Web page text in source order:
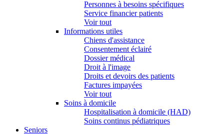
Personnes à besoins spécifiques
Service financier patients
Voir tout
Informations utiles
Chiens d'assistance
Consentement éclairé
Dossier médical
Droit à l'image
Droits et devoirs des patients
Factures impayées
Voir tout
Soins à domicile
Hospitalisation à domicile (HAD)
Soins continus pédiatriques
Seniors